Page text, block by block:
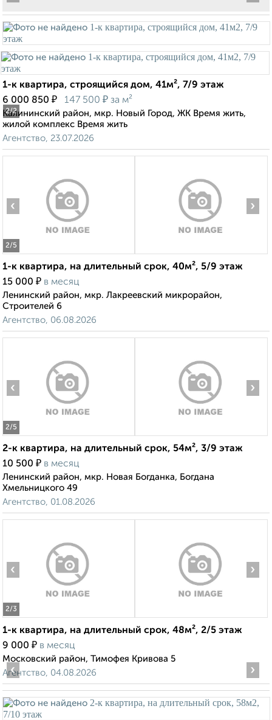
2/2
1-к квартира, строящийся дом, 41м², 7/9 этаж
6 000 850 ₽ 147 500 ₽ за м²
Калининский район, мкр. Новый Город, ЖК Время жить,
жилой комплекс Время жить
Агентство, 23.07.2026
2/5
‹ ›
1-к квартира, на длительный срок, 40м², 5/9 этаж
15 000 ₽ в месяц
Ленинский район, мкр. Лакреевский микрорайон,
Строителей 6
Агентство, 06.08.2026
2/5
‹ ›
2-к квартира, на длительный срок, 54м², 3/9 этаж
10 500 ₽ в месяц
Ленинский район, мкр. Новая Богданка, Богдана
Хмельницкого 49
Агентство, 01.08.2026
2/3
‹ ›
1-к квартира, на длительный срок, 48м², 2/5 этаж
9 000 ₽ в месяц
Московский район, Тимофея Кривова 5
Агентство, 04.08.2026
‹ ›